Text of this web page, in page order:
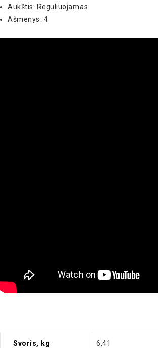
Aukštis: Reguliuojamas
Ašmenys: 4
Svoris, kg 6,41